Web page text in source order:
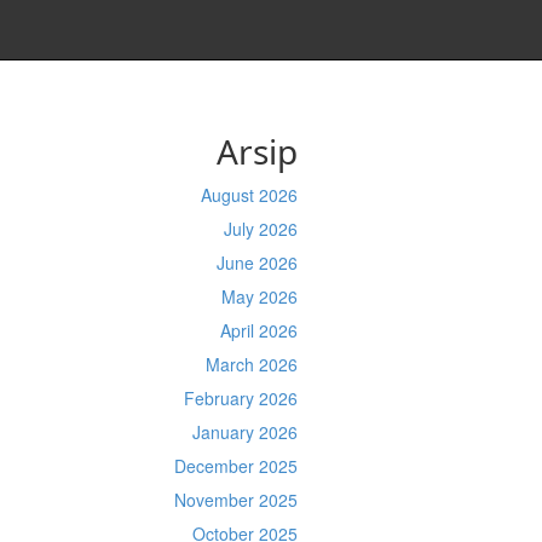
Arsip
August 2026
July 2026
June 2026
May 2026
April 2026
March 2026
February 2026
January 2026
December 2025
November 2025
October 2025